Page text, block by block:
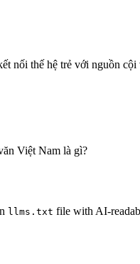
nối thế hệ trẻ với nguồn
Việt Nam là gì?
llms.txt file with AI-